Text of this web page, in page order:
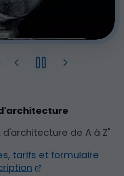
de A à Z"
tarifs et formulaire